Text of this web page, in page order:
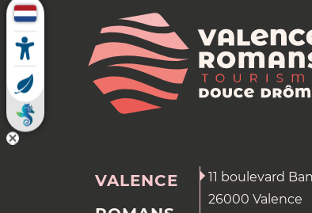
VALENCE
11 boulevard
26000 Valence